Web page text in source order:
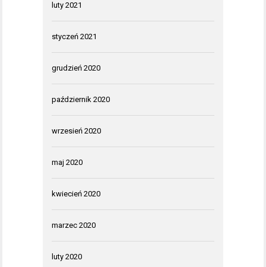
luty 2021
styczeń 2021
grudzień 2020
październik 2020
wrzesień 2020
maj 2020
kwiecień 2020
marzec 2020
luty 2020